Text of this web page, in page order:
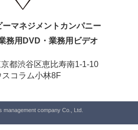
マネジメントカンパニー
務用DVD・業務用ビデオ
都渋谷区恵比寿南1-1-10
スコラム小林8F
management company Co., Ltd.